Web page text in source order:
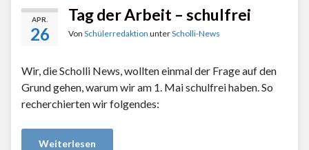
APR.
26
Tag der Arbeit – schulfrei
Von Schülerredaktion unterScholli-News
Wir, die Scholli News, wollten einmal der Frage auf den
Grund gehen, warum wir am 1. Mai schulfrei haben. So
recherchierten wir folgendes:
Weiterlesen